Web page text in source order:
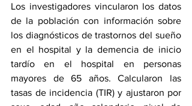
Los investigadores vincularon los datos
de la población con información sobre
los diagnósticos de trastornos del sueño
en el hospital y la demencia de inicio
tardío en el hospital en personas
mayores de 65 años. Calcularon las
tasas de incidencia (TIR) y ajustaron por